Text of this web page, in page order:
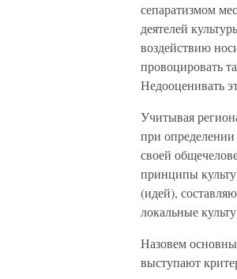
сепаратизмом
деятелей
воздействию
провоцировать
Недооценивать
Учитывая
при
своей
принципы
(идей),
локальные
Назовем
выступают